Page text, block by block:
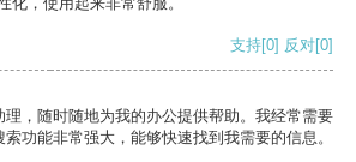
支持[0] 反对[0]
，随时随地为我的办公提供帮助。我经常需要
功能非常强大，能够快速找到我需要的信息。